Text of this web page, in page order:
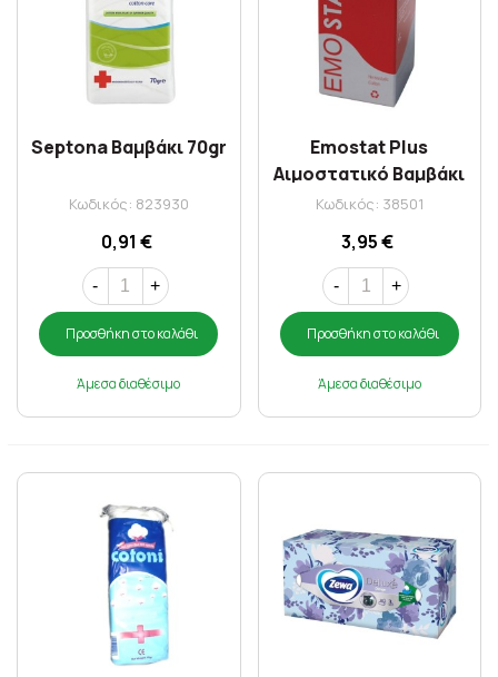
Septona Βαμβάκι 70gr
Κωδικός: 823930
0,91 €
- +
Προσθήκη στο καλάθι
Άμεσα διαθέσιμο
Emostat Plus
Αιμοστατικό Βαμβάκι
2gr
Κωδικός: 38501
3,95 €
- +
Προσθήκη στο καλάθι
Άμεσα διαθέσιμο